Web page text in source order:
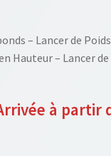
– Lancer de Poids
Hauteur – Lancer
à partir